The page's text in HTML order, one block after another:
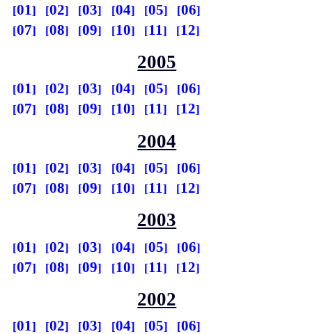
01 02 03 04 05
06
07
08 09 10 11 12
2005
01 02 03 04 05
06
07
08 09 10 11 12
2004
01 02 03 04 05
06
07
08 09 10 11 12
2003
01 02 03 04 05
06
07
08 09 10 11 12
2002
01 02 03 04 05 06